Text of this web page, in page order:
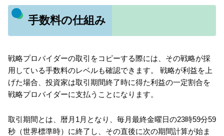
手数料の仕組み
戦略プロバイダーの取引をコピーする際には、その戦略が採
用している手数料のレベルも確認できます。 戦略が利益を上
げた場合、投資家は取引期間終了時に得た利益の一定割合を
戦略プロバイダーに支払うことになります。
取引期間とは、暦月1月となり、毎月最終金曜日の23時59分59
秒（世界標準時）に終了し、その直後に次の期間計算が始ま